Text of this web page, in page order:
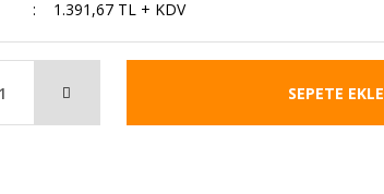
1.391,67 TL + KDV
SEPETE EKLE